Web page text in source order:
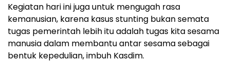
Kegiatan hari ini juga untuk mengugah rasa
kemanusian, karena kasus stunting bukan semata
tugas pemerintah lebih itu adalah tugas kita sesama
manusia dalam membantu antar sesama sebagai
bentuk kepedulian, imbuh Kasdim.